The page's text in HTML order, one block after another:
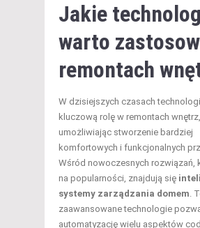
Jakie
warto
remontach
W dzisiejszych czasach
kluczową rolę w remontach wnętrz,
umożliwiając stworzenie bardziej
komfortowych i funkcjonalnych
Wśród nowoczesnych rozwiązań,
na popularności, znajdują się
systemy zarządzania domem.
zaawansowane technologie
automatyzację wielu aspektów